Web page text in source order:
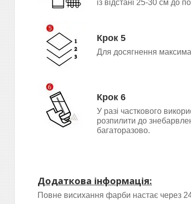
із відстані 25-30 см до
Крок 5
Для досягнення
Крок 6
У разі часткового
розпилити до
багаторазово.
Додаткова інформація:
Повне висихання фарби настає через